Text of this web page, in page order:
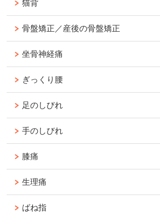
猫背
骨盤矯正／産後の骨盤矯正
坐骨神経痛
ぎっくり腰
足のしびれ
手のしびれ
膝痛
生理痛
ばね指